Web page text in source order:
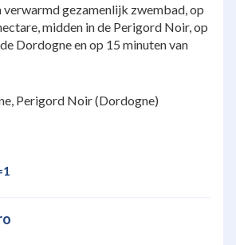
verwarmd gezamenlijk zwembad, op
midden in de Perigord Noir, op
Dordogne en op 15 minuten van
Perigord Noir (Dordogne)